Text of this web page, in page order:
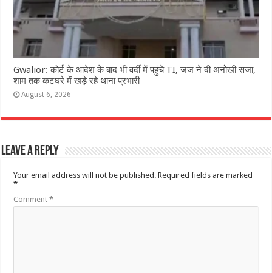
Gwalior: कोर्ट के आदेश के बाद भी वर्दी में पहुंचे TI, जज ने दी अनोखी सजा,
शाम तक कटघरे में खड़े रहे थाना प्रभारी
August 6, 2026
Leave a Reply
Your email address will not be published. Required fields are marked
*
Comment*